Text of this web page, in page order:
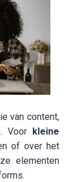
van content,
Voor
kleine
of over het
elementen